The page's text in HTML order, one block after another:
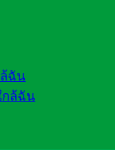
ฉัน
กล้ฉัน